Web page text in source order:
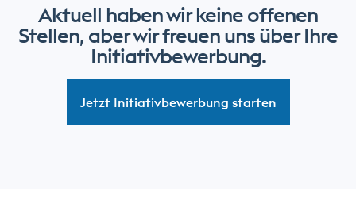
Aktuell haben wir keine offenen
Stellen, aber wir freuen uns über Ihre
Initiativbewerbung.
Jetzt Initiativbewerbung starten